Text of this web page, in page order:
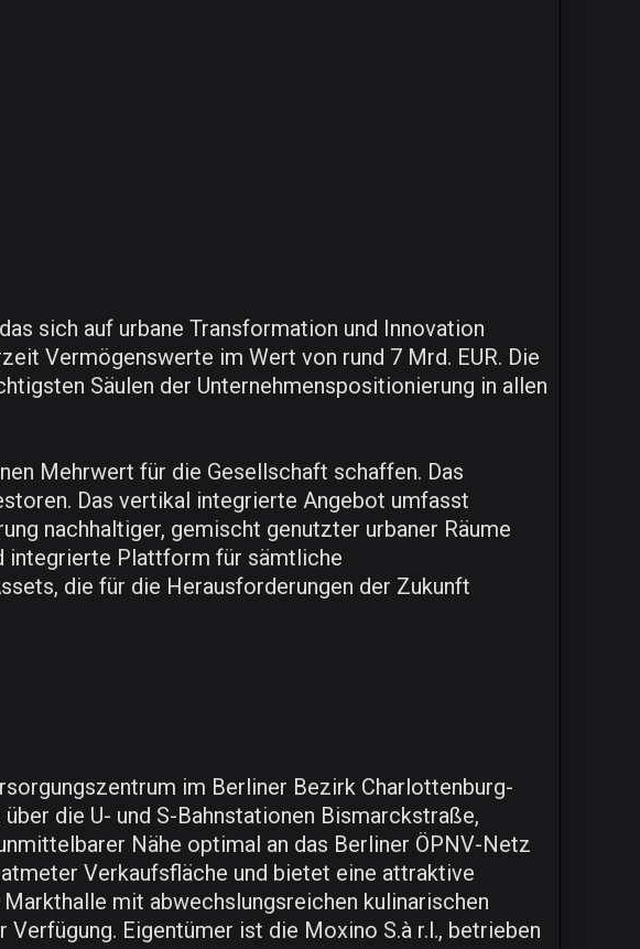
sich auf urbane Transformation und Innovation
Vermögenswerte im Wert von rund 7 Mrd. EUR. Die
Säulen der Unternehmenspositionierung in allen
Mehrwert für die Gesellschaft schaffen. Das
Das vertikal integrierte Angebot umfasst
nachhaltiger, gemischt genutzter urbaner Räume
integrierte Plattform für sämtliche
die für die Herausforderungen der Zukunft
im Berliner Bezirk Charlottenburg-
die U- und S-Bahnstationen Bismarckstraße,
Nähe optimal an das Berliner ÖPNV-Netz
Verkaufsfläche und bietet eine attraktive
mit abwechslungsreichen kulinarischen
Eigentümer ist die Moxino S.à r.l., betrieben